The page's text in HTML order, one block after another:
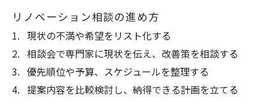
リノベーション相談の進め方
現状の不満や希望をリスト化する
相談会で専門家に現状を伝え、改善策を相談する
優先順位や予算、スケジュールを整理する
提案内容を比較検討し、納得できる計画を立てる